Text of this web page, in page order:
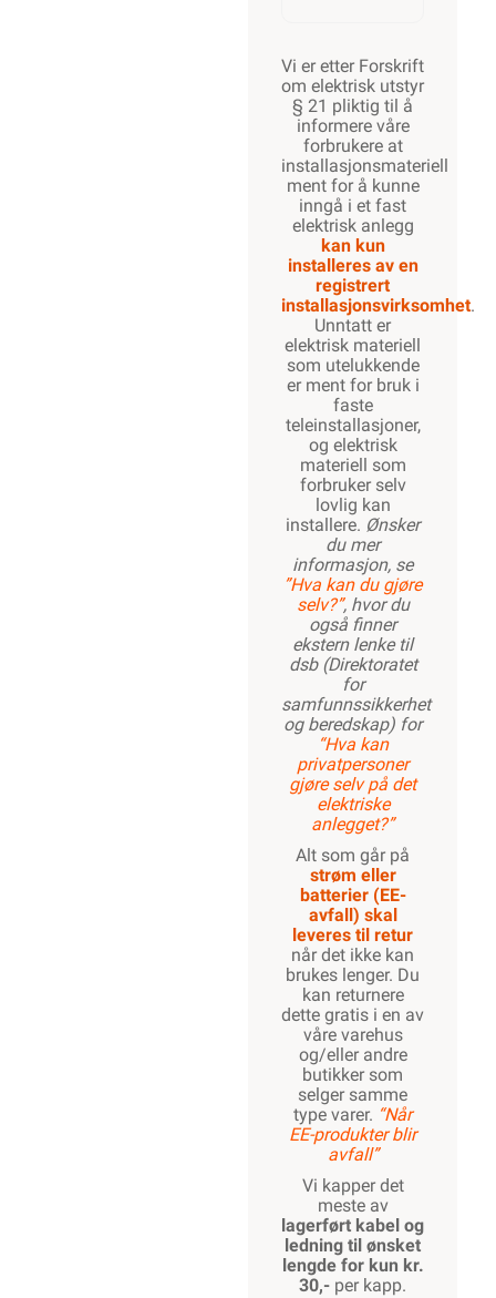
Vi er etter Forskrift
om elektrisk utstyr
§ 21 pliktig til å
informere våre
forbrukere at
installasjonsmateriell
ment for å kunne
inngå i et fast
elektrisk anlegg
kan kun
installeres av en
registrert
installasjonsvirksomhet.
Unntatt er
elektrisk materiell
som utelukkende
er ment for bruk i
faste
teleinstallasjoner,
og elektrisk
materiell som
forbruker selv
lovlig kan
installere. Ønsker
du mer
informasjon, se
”Hva kan du gjøre
selv?”, hvor du
også finner
ekstern lenke til
dsb (Direktoratet
for
samfunnssikkerhet
og beredskap) for
“Hva kan
privatpersoner
gjøre selv på det
elektriske
anlegget?”
Alt som går på
strøm eller
batterier (EE-
avfall) skal
leveres til retur
når det ikke kan
brukes lenger. Du
kan returnere
dette gratis i en av
våre varehus
og/eller andre
butikker som
selger samme
type varer. “Når
EE-produkter blir
avfall”
Vi kapper det
meste av
lagerført kabel og
ledning til ønsket
lengde for kun kr.
30,- per kapp.